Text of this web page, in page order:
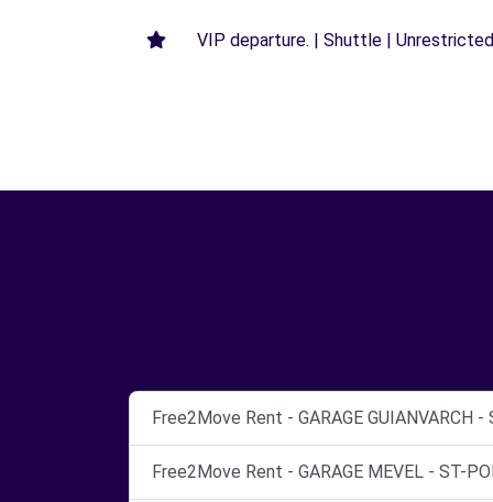
VIP departure. | Shuttle |
Free2Move Rent - GARAGE GUIANVARCH -
Free2Move Rent - GARAGE MEVEL - ST-